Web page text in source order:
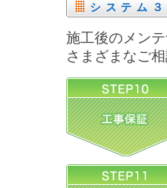
システム３
施工後のメン
さまざまなご